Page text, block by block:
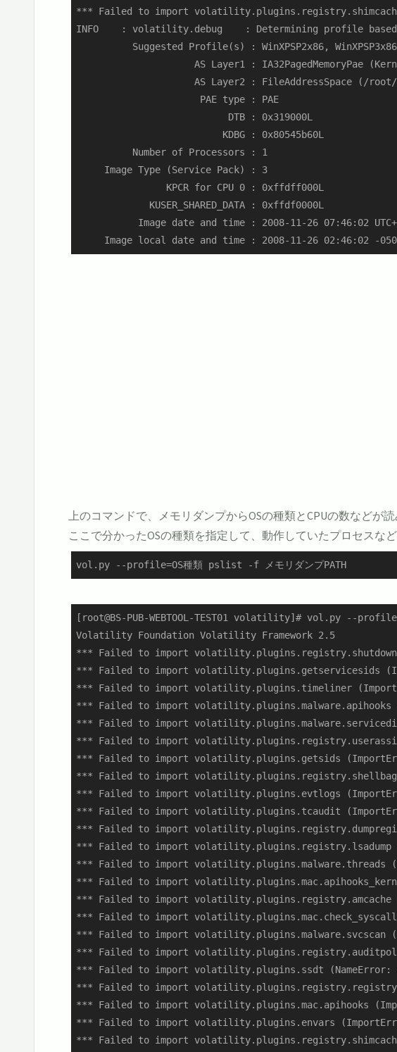
*** Failed to import volatility.plugins.registry.shimcache
INFO    : volatility.debug    : Determining profile based
Suggested Profile(s) : WinXPSP2x86,
AS Layer1 : IA32PagedMemoryPae
AS Layer2 : FileAddressSpace (/
                      PAE type : PAE
                           DTB : 0x319000L
                          KDBG : 0x80545b60L
          Number of Processors : 1
     Image Type (Service Pack) : 3
                KPCR for CPU 0 : 0xffdff000L
             KUSER_SHARED_DATA : 0xffdf0000L
Image date and time : 2008-11-26 07:46:02
Image local date and time : 2008-11-26 02:46:02 -
上のコマンドで、メモリダンプからOSの種類とCPUの数などが読
ここで分かったOSの種類を指定して、動作していたプロセスなど
vol.py --profile=OS種類 pslist -f メモリダンプPATH
[root@BS-PUB-WEBTOOL-TEST01 volatility]# vol.py --
Volatility Foundation Volatility Framework 2.5
*** Failed to import volatility.plugins.registry.shutdown
*** Failed to import volatility.plugins.getservicesids
*** Failed to import volatility.plugins.timeliner
*** Failed to import volatility.plugins.malware.apihooks
*** Failed to import volatility.plugins.malware.servicediff
*** Failed to import volatility.plugins.registry.userassist
*** Failed to import volatility.plugins.getsids
*** Failed to import volatility.plugins.registry.shellbags
*** Failed to import volatility.plugins.evtlogs
*** Failed to import volatility.plugins.tcaudit
*** Failed to import
*** Failed to import volatility.plugins.registry.lsadump
*** Failed to import volatility.plugins.malware.threads
*** Failed to import
*** Failed to import volatility.plugins.registry.amcache
*** Failed to import
*** Failed to import volatility.plugins.malware.svcscan
*** Failed to import volatility.plugins.registry.auditpol
*** Failed to import volatility.plugins.ssdt (NameError:
*** Failed to import volatility.plugins.registry.registryapi
*** Failed to import volatility.plugins.mac.apihooks
*** Failed to import volatility.plugins.envars (ImportError:
*** Failed to import volatility.plugins.registry.shimcache